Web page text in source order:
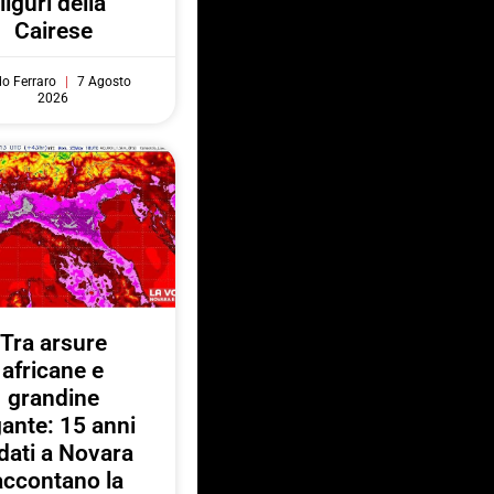
Cairese
Ferraro
7 Agosto
2026
Tra arsure
africane e
grandine
15 anni
a Novara
la